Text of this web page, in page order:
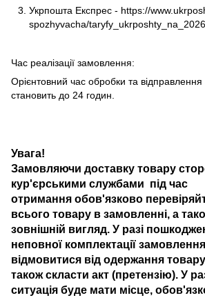
Укрпошта Експрес - https://
spozhyvacha/
Час реалізації замовлення:
Орієнтовний час обробки та
становить до 24 годин.
Увага!
Замовляючи доставку товару
кур'єрськими службами під час
отримання обов'язково
всього товару в замовленні, а
зовнішній вигляд. У разі
неповної комплектації
відмовитися від одержання
також скласти акт (претензію). У
ситуація буде мати місце,